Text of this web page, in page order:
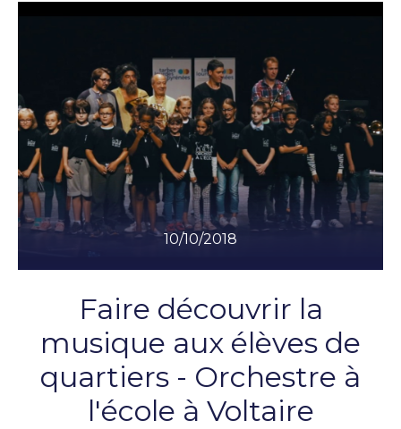
10/10/2018
Faire découvrir la
musique aux élèves de
quartiers - Orchestre à
l'école à Voltaire